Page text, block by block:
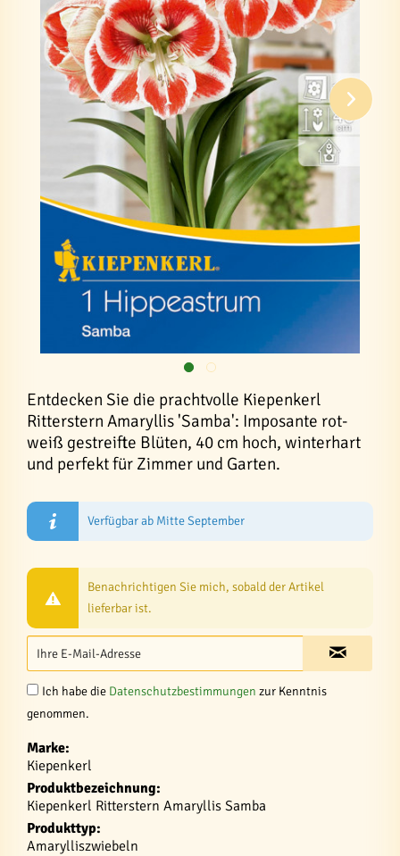
Entdecken Sie die prachtvolle Kiepenkerl
Ritterstern Amaryllis 'Samba': Imposante rot-
weiß gestreifte Blüten, 40 cm hoch, winterhart
und perfekt für Zimmer und Garten.
Verfügbar ab Mitte September
Benachrichtigen Sie mich, sobald der Artikel
lieferbar ist.
Ich habe die Datenschutzbestimmungen zur Kenntnis
genommen.
Marke:
Kiepenkerl
Produktbezeichnung:
Kiepenkerl Ritterstern Amaryllis Samba
Produkttyp:
Amarylliszwiebeln